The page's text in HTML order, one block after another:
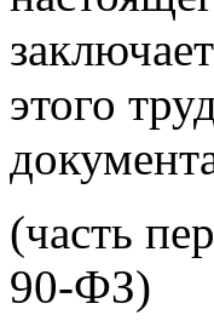
этого
(часть
90-ФЗ)